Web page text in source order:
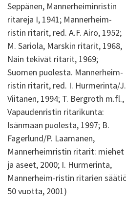
Seppänen, Mannerheiminristin
ritareja I, 1941; Mannerheim-
ristin ritarit, red. A.F. Airo, 1952;
M. Sariola, Marskin ritarit, 1968,
Näin tekivät ritarit, 1969;
Suomen puolesta. Mannerheim-
ristin ritarit, red. I. Hurmerinta/J.
Viitanen, 1994; T. Bergroth m.fl.,
Vapaudenristin ritarikunta:
Isänmaan puolesta, 1997; B.
Fagerlund/P. Laamanen,
Mannerheimristin ritarit: miehet
ja aseet, 2000; I. Hurmerinta,
Mannerheim-ristin ritarien
50 vuotta, 2001)